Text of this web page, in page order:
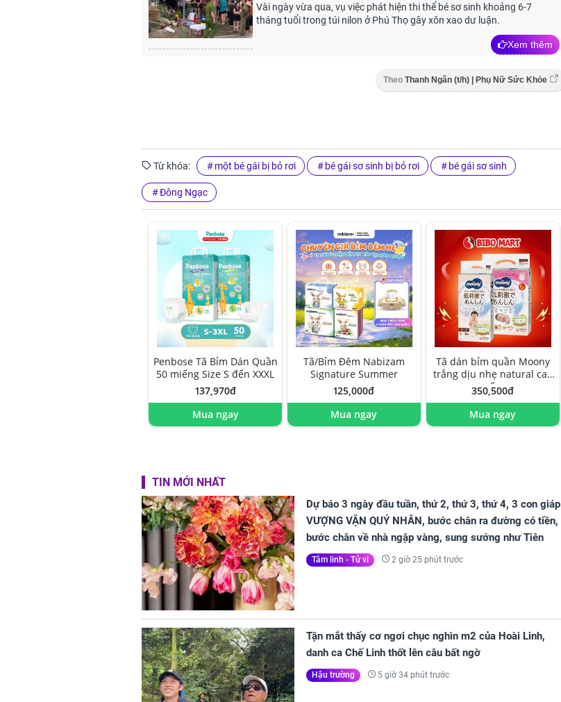
Vài ngày vừa qua, vụ việc phát hiện thi thể bé sơ sinh khoảng 6-7
tháng tuổi trong túi nilon ở Phú Thọ gây xôn xao dư luận.
Xem thêm
Theo Thanh Ngân (t/h) | Phụ Nữ Sức Khỏe
Từ khóa: một bé gái bị bỏ rơi bé gái sơ sinh bị bỏ rơi bé gái sơ sinh
Đông Ngạc
Penbose Tã Bỉm Dán Quần
50 miếng Size S đến XXXL
137,970đ
Mua ngay
Tã/Bỉm Đêm Nabizam
Signature Summer
125,000đ
Mua ngay
Tã dán bỉm quần Moony
trắng dịu nhẹ natural cao
cấp
350,500đ
Mua ngay
TIN MỚI NHẤT
Dự báo 3 ngày đầu tuần, thứ 2, thứ 3, thứ 4, 3 con giáp
VƯỢNG VẬN QUÝ NHÂN, bước chân ra đường có tiền,
bước chân về nhà ngập vàng, sung sướng như Tiên
Tâm linh - Tử vi 2 giờ 25 phút trước
Tận mắt thấy cơ ngơi chục nghìn m2 của Hoài Linh,
danh ca Chế Linh thốt lên câu bất ngờ
Hậu trường 5 giờ 34 phút trước